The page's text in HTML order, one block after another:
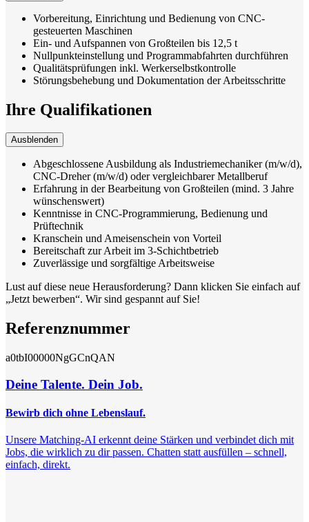
Vorbereitung, Einrichtung und Bedienung von CNC-
gesteuerten Maschinen
Ein- und Aufspannen von Großteilen bis 12,5 t
Nullpunkteinstellung und Programmabfahrten durchführen
Qualitätsprüfungen inkl. Werkerselbstkontrolle
Störungsbehebung und Dokumentation der Arbeitsschritte
Ihre Qualifikationen
Ausblenden
Abgeschlossene Ausbildung als Industriemechaniker (m/w/d),
CNC-Dreher (m/w/d) oder vergleichbarer Metallberuf
Erfahrung in der Bearbeitung von Großteilen (mind. 3 Jahre
wünschenswert)
Kenntnisse in CNC-Programmierung, Bedienung und
Prüftechnik
Kranschein und Ameisenschein von Vorteil
Bereitschaft zur Arbeit im 3-Schichtbetrieb
Zuverlässige und sorgfältige Arbeitsweise
Lust auf diese neue Herausforderung? Dann klicken Sie einfach auf
„Jetzt bewerben“. Wir sind gespannt auf Sie!
Referenznummer
a0tbI00000NgGCnQAN
Deine Talente. Dein Job.
Bewirb dich ohne Lebenslauf.
Unsere Matching-AI erkennt deine Stärken und verbindet dich mit
Jobs, die wirklich zu dir passen. Chatten statt ausfüllen – schnell,
einfach, direkt.